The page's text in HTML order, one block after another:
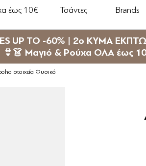
έως 10€ Τσάντες Brands
UP TO -60% | 2ο ΚΥΜΑ
👙👗 Μαγιό & Ρούχα ΟΛΑ έως
στοιχεία Φυσικό